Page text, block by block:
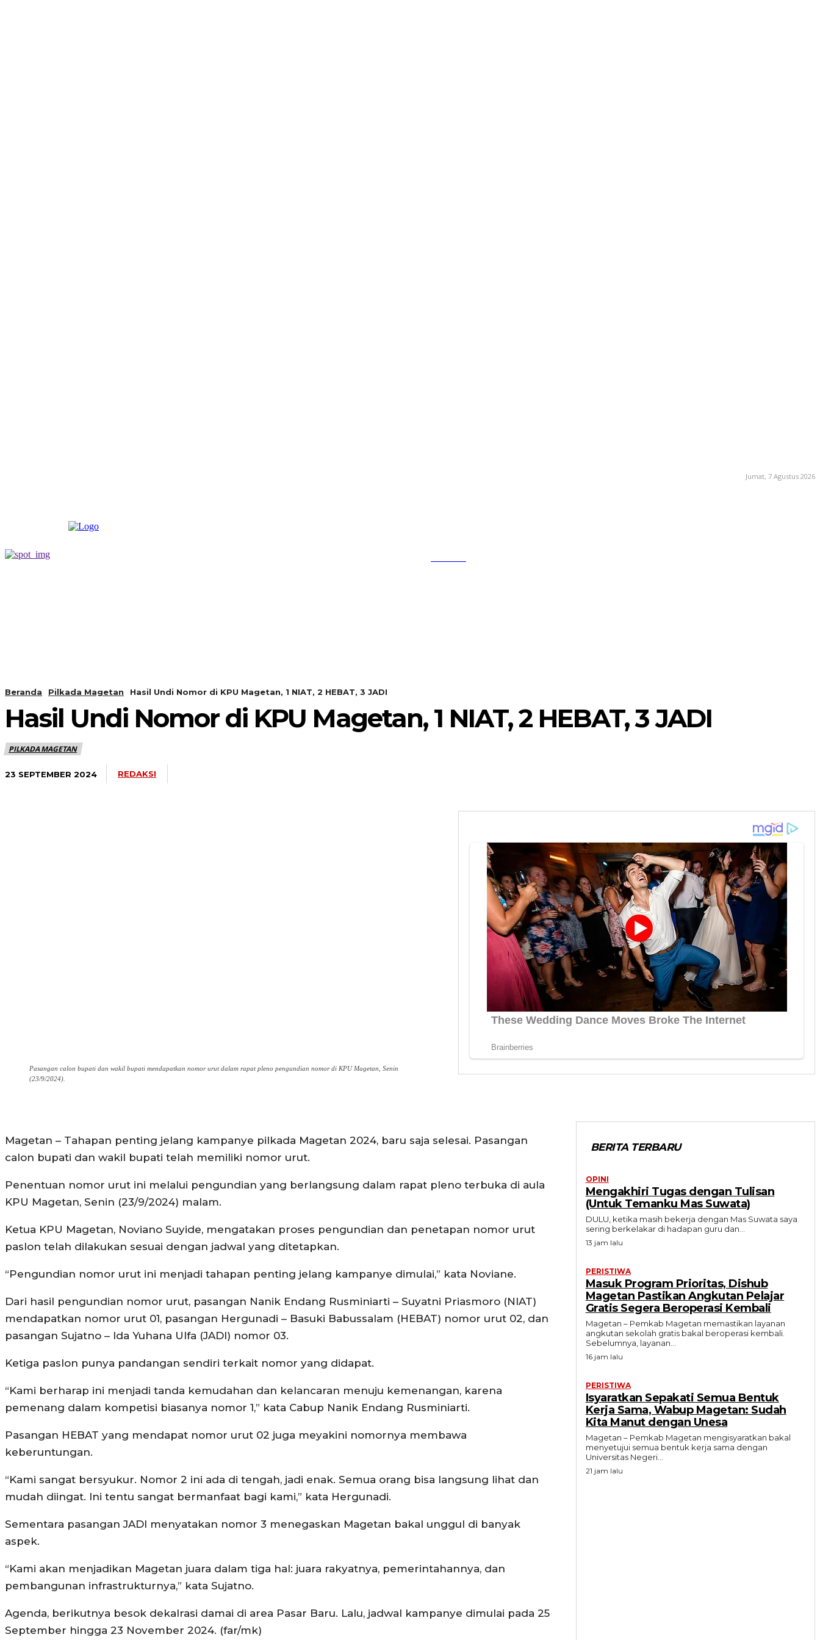
Jumat, 7 Agustus 2026
Beranda Pilkada Magetan Hasil Undi Nomor di KPU Magetan, 1 NIAT, 2 HEBAT, 3 JADI
Hasil Undi Nomor di KPU Magetan, 1 NIAT, 2 HEBAT, 3 JADI
PILKADA MAGETAN
23 SEPTEMBER 2024 REDAKSI
Pasangan calon bupati dan wakil bupati mendapatkan nomor urut dalam rapat pleno pengundian nomor di KPU Magetan, Senin
(23/9/2024).
Magetan – Tahapan penting jelang kampanye pilkada Magetan 2024, baru saja selesai. Pasangan
calon bupati dan wakil bupati telah memiliki nomor urut.
Penentuan nomor urut ini melalui pengundian yang berlangsung dalam rapat pleno terbuka di aula
KPU Magetan, Senin (23/9/2024) malam.
Ketua KPU Magetan, Noviano Suyide, mengatakan proses pengundian dan penetapan nomor urut
paslon telah dilakukan sesuai dengan jadwal yang ditetapkan.
“Pengundian nomor urut ini menjadi tahapan penting jelang kampanye dimulai,” kata Noviane.
Dari hasil pengundian nomor urut, pasangan Nanik Endang Rusminiarti – Suyatni Priasmoro (NIAT)
mendapatkan nomor urut 01, pasangan Hergunadi – Basuki Babussalam (HEBAT) nomor urut 02, dan
pasangan Sujatno – Ida Yuhana Ulfa (JADI) nomor 03.
Ketiga paslon punya pandangan sendiri terkait nomor yang didapat.
“Kami berharap ini menjadi tanda kemudahan dan kelancaran menuju kemenangan, karena
pemenang dalam kompetisi biasanya nomor 1,” kata Cabup Nanik Endang Rusminiarti.
Pasangan HEBAT yang mendapat nomor urut 02 juga meyakini nomornya membawa
keberuntungan.
“Kami sangat bersyukur. Nomor 2 ini ada di tengah, jadi enak. Semua orang bisa langsung lihat dan
mudah diingat. Ini tentu sangat bermanfaat bagi kami,” kata Hergunadi.
Sementara pasangan JADI menyatakan nomor 3 menegaskan Magetan bakal unggul di banyak
aspek.
“Kami akan menjadikan Magetan juara dalam tiga hal: juara rakyatnya, pemerintahannya, dan
pembangunan infrastrukturnya,” kata Sujatno.
Agenda, berikutnya besok dekalrasi damai di area Pasar Baru. Lalu, jadwal kampanye dimulai pada 25
September hingga 23 November 2024. (far/mk)
BERITA TERBARU
OPINI
Mengakhiri Tugas dengan Tulisan
(Untuk Temanku Mas Suwata)
DULU, ketika masih bekerja dengan Mas Suwata saya
sering berkelakar di hadapan guru dan...
13 jam lalu
PERISTIWA
Masuk Program Prioritas, Dishub
Magetan Pastikan Angkutan Pelajar
Gratis Segera Beroperasi Kembali
Magetan – Pemkab Magetan memastikan layanan
angkutan sekolah gratis bakal beroperasi kembali.
Sebelumnya, layanan...
16 jam lalu
PERISTIWA
Isyaratkan Sepakati Semua Bentuk
Kerja Sama, Wabup Magetan: Sudah
Kita Manut dengan Unesa
Magetan – Pemkab Magetan mengisyaratkan bakal
menyetujui semua bentuk kerja sama dengan
Universitas Negeri...
21 jam lalu